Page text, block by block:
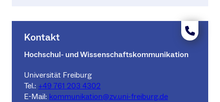
Kontakt
Hochschul- und Wissenschaftskommunikation
Universität Freiburg
Tel.: +49 761 203 4302
E-Mail: kommunikation@zv.uni-freiburg.de